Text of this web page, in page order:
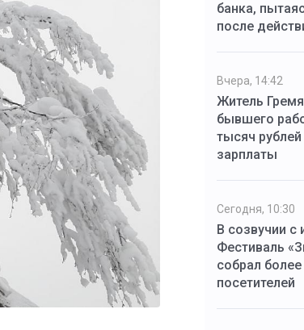
банка,
после
Вчера, 14:42
Житель
бывшего
тысяч
зарплаты
Сегодня, 10:30
В созвучии с
Фестиваль
собрал
посетителей